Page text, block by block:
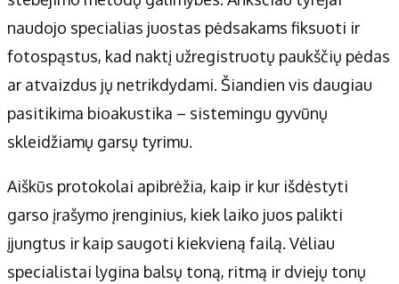
naudojo specialias juostas pėdsakams fiksuoti ir
fotospąstus, kad naktį užregistruotų paukščių pėdas
ar atvaizdus jų netrikdydami. Šiandien vis daugiau
pasitikima bioakustika – sistemingu gyvūnų
skleidžiamų garsų tyrimu.
Aiškūs protokolai apibrėžia, kaip ir kur išdėstyti
garso įrašymo įrenginius, kiek laiko juos palikti
įjungtus ir kaip saugoti kiekvieną failą. Vėliau
specialistai lygina balsų toną, ritmą ir dviejų tonų